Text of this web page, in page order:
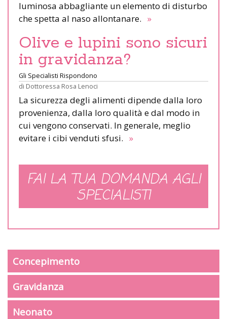
luminosa abbagliante un elemento di disturbo
che spetta al naso allontanare. »
Olive e lupini sono sicuri
in gravidanza?
Gli Specialisti Rispondono
di Dottoressa Rosa Lenoci
La sicurezza degli alimenti dipende dalla loro
provenienza, dalla loro qualità e dal modo in
cui vengono conservati. In generale, meglio
evitare i cibi venduti sfusi. »
FAI LA TUA DOMANDA AGLI
SPECIALISTI
Concepimento
Gravidanza
Neonato